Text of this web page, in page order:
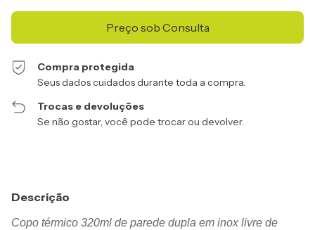
Compra protegida
Seus dados cuidados durante toda a compra.
Trocas e devoluções
Se não gostar, você pode trocar ou devolver.
Descrição
Copo térmico 320ml de parede dupla em inox livre de